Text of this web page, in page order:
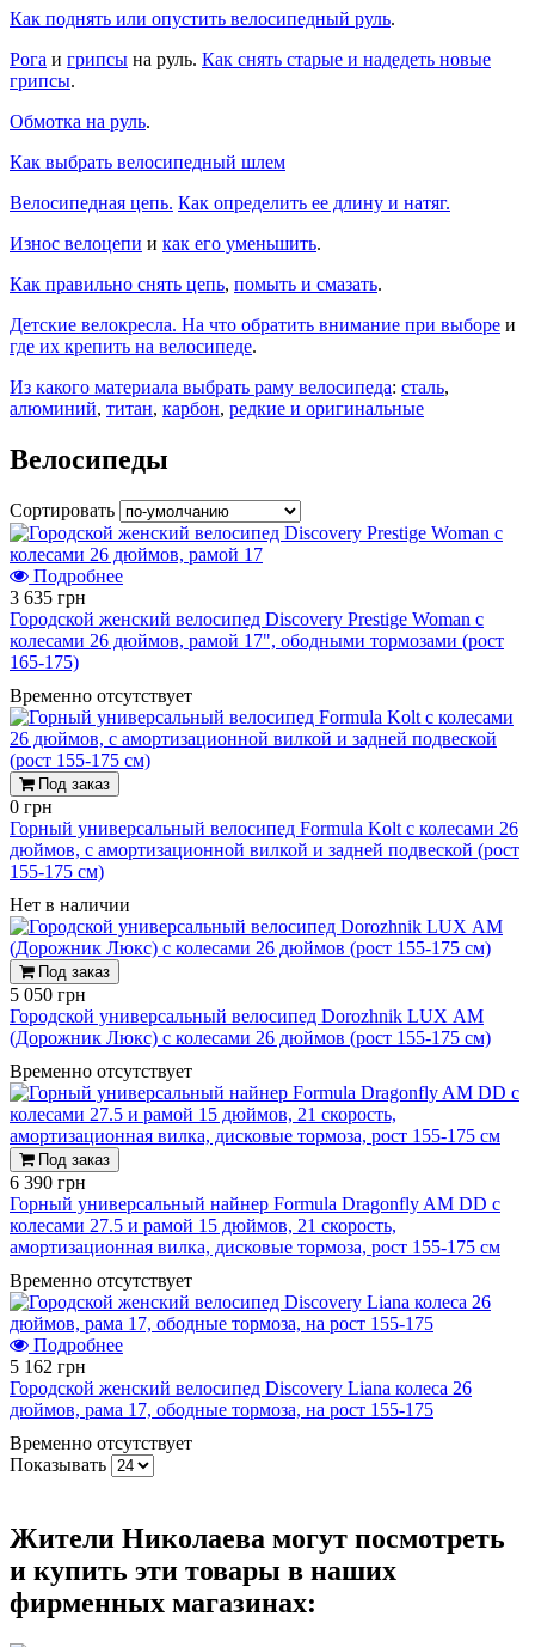
Как поднять или опустить велосипедный руль.
Рога и грипсы на руль. Как снять старые и надедеть новые
грипсы.
Обмотка на руль.
Как выбрать велосипедный шлем
Велосипедная цепь. Как определить ее длину и натяг.
Износ велоцепи и как его уменьшить.
Как правильно снять цепь, помыть и смазать.
Детские велокресла. На что обратить внимание при выборе и
где их крепить на велосипеде.
Из какого материала выбрать раму велосипеда: сталь,
алюминий, титан, карбон, редкие и оригинальные
Велосипеды
Сортировать
Подробнее
3 635 грн
Городской женский велосипед Discovery Prestige Woman с
колесами 26 дюймов, рамой 17", ободными тормозами (рост
165-175)
Временно отсутствует
Под заказ
0 грн
Горный универсальный велосипед Formula Kolt с колесами 26
дюймов, с амортизационной вилкой и задней подвеской (рост
155-175 см)
Нет в наличии
Под заказ
5 050 грн
Городской универсальный велосипед Dorozhnik LUX АМ
(Дорожник Люкс) с колесами 26 дюймов (рост 155-175 см)
Временно отсутствует
Под заказ
6 390 грн
Горный универсальный найнер Formula Dragonfly AM DD с
колесами 27.5 и рамой 15 дюймов, 21 скорость,
амортизационная вилка, дисковые тормоза, рост 155-175 см
Временно отсутствует
Подробнее
5 162 грн
Городской женский велосипед Discovery Liana колеса 26
дюймов, рама 17, ободные тормоза, на рост 155-175
Временно отсутствует
Показывать
Жители Николаева могут посмотреть
и купить эти товары в наших
фирменных магазинах: